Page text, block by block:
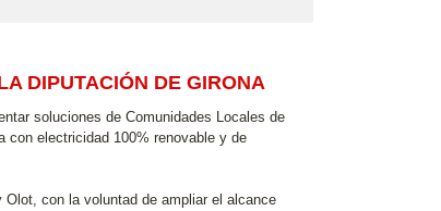
DIPUTACIÓN DE GIRONA
soluciones de Comunidades Locales de
con electricidad 100% renovable y de
con la voluntad de ampliar el alcance